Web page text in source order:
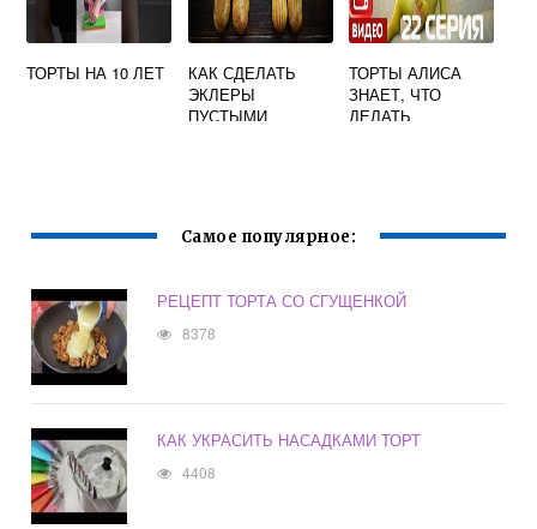
ТОРТЫ НА 10 ЛЕТ
КАК СДЕЛАТЬ
ЭКЛЕРЫ
ПУСТЫМИ
ТОРТЫ АЛИСА
ЗНАЕТ, ЧТО
ДЕЛАТЬ
Самое популярное:
РЕЦЕПТ ТОРТА СО СГУЩЕНКОЙ
8378
КАК УКРАСИТЬ НАСАДКАМИ ТОРТ
4408